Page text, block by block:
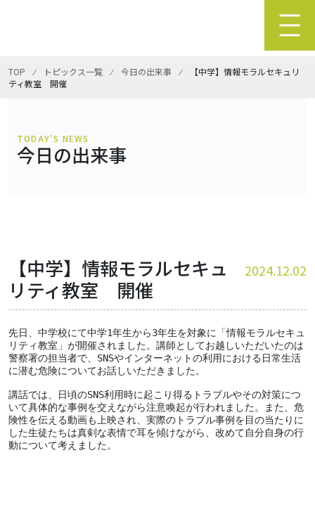
TOP ⁄ トピックス一覧 ⁄ 今日の出来事 ⁄
【中学】情報モラルセキュリ
ティ教室 開催
TODAY'S NEWS
今日の出来事
【中学】情報モラルセキュ
リティ教室 開催
2024.12.02
先日、中学校にて中学1年生から3年生を対象に「情報モラルセキュ
リティ教室」が開催されました。講師としてお越しいただいたのは
警察署の担当者で、SNSやインターネットの利用における日常生活
に潜む危険についてお話しいただきました。
講話では、日頃のSNS利用時に起こり得るトラブルやその対策につ
いて具体的な事例を交えながら注意喚起が行われました。また、危
険性を伝える動画も上映され、実際のトラブル事例を目の当たりに
した生徒たちは真剣な表情で耳を傾けながら、改めて自分自身の行
動について考えました。